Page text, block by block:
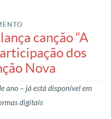
canção “A
dos
Nova
ano – já está disponível em
digitais